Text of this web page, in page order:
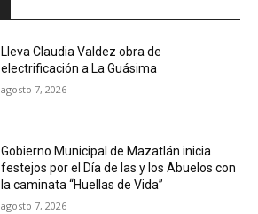
Lleva Claudia Valdez obra de
electrificación a La Guásima
agosto 7, 2026
Gobierno Municipal de Mazatlán inicia
festejos por el Día de las y los Abuelos con
la caminata “Huellas de Vida”
agosto 7, 2026